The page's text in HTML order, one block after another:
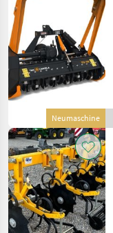
Neumaschine